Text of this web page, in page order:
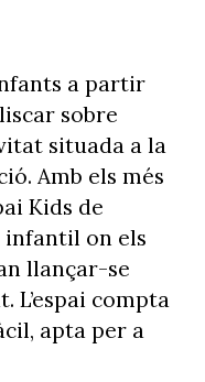
a partir
sobre
situada a la
Amb els més
Kids de
infantil on els
llançar-se
L’espai compta
apta per a